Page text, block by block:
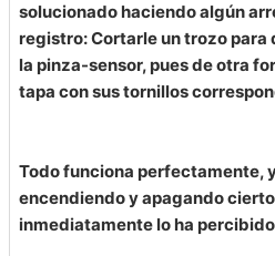
solucionado haciendo algún
registro: Cortarle un trozo para
la pinza-sensor, pues de otra
tapa con sus tornillos
Todo funciona perfectamente,
encendiendo y apagando
inmediatamente lo ha